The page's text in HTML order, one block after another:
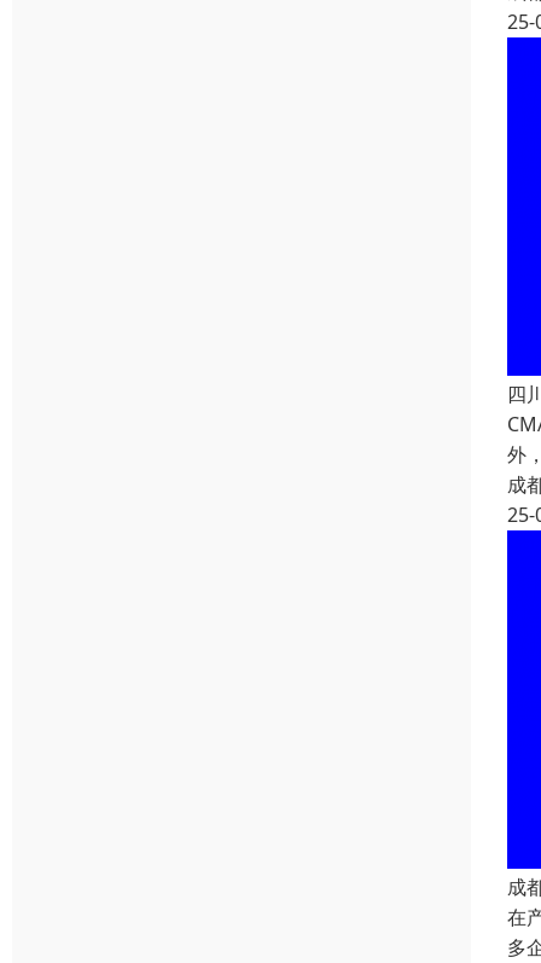
25-
四
外
成
25-
成
在
多